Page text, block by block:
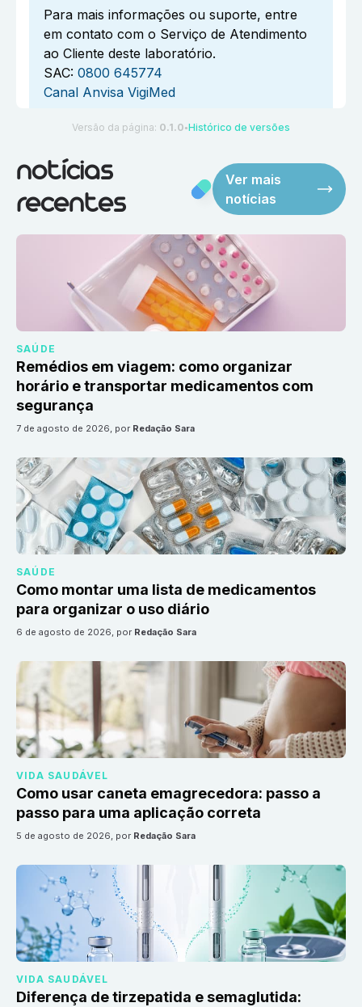
Para mais informações ou suporte, entre
em contato com o Serviço de Atendimento
ao Cliente deste laboratório.
SAC: 0800 645774
Canal Anvisa VigiMed
Versão da página: 0.1.0 ●Histórico de versões
notícias
recentes
Ver mais
notícias
SAÚDE
Remédios em viagem: como organizar
horário e transportar medicamentos com
segurança
7 de agosto de 2026, por Redação Sara
SAÚDE
Como montar uma lista de medicamentos
para organizar o uso diário
6 de agosto de 2026, por Redação Sara
VIDA SAUDÁVEL
Como usar caneta emagrecedora: passo a
passo para uma aplicação correta
5 de agosto de 2026, por Redação Sara
VIDA SAUDÁVEL
Diferença de tirzepatida e semaglutida: